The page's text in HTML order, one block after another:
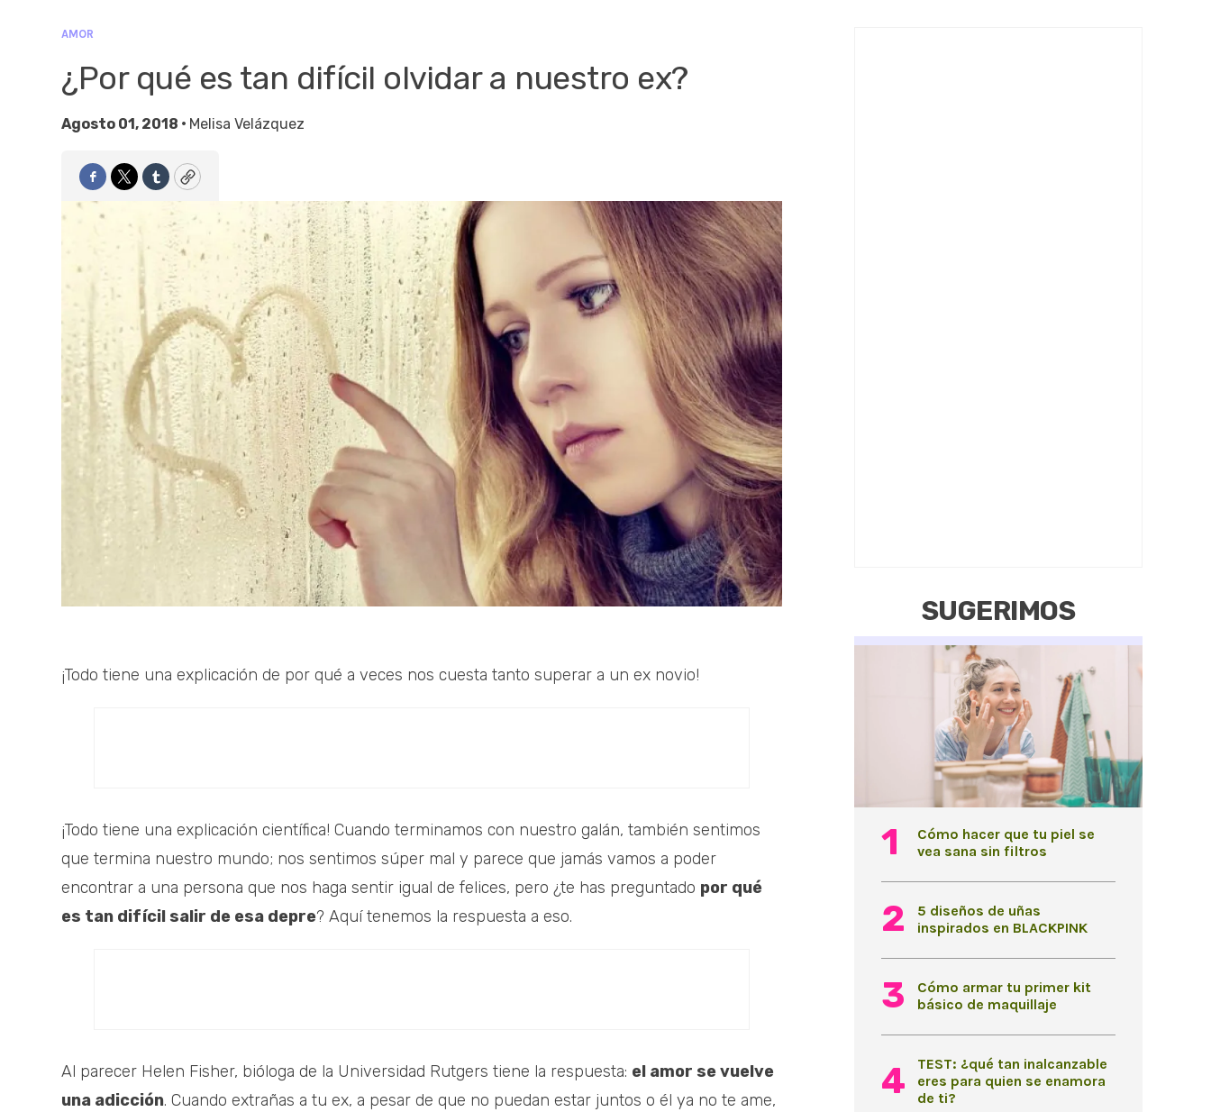
AMOR
¿Por qué es tan difícil olvidar a nuestro ex?
Agosto 01, 2018 • Melisa Velázquez
Facebook
TwitterTumblrCopy
¡Todo tiene una explicación de por qué a veces nos cuesta tanto superar a un ex novio!
¡Todo tiene una explicación científica! Cuando terminamos con nuestro galán, también sentimos
que termina nuestro mundo; nos sentimos súper mal y parece que jamás vamos a poder
encontrar a una persona que nos haga sentir igual de felices, pero ¿te has preguntado por qué
es tan difícil salir de esa depre? Aquí tenemos la respuesta a eso.
Al parecer Helen Fisher, bióloga de la Universidad Rutgers tiene la respuesta: el amor se vuelve
una adicción. Cuando extrañas a tu ex, a pesar de que no puedan estar juntos o él ya no te ame,
SUGERIMOS
Cómo hacer que tu piel se
vea sana sin filtros
5 diseños de uñas
inspirados en BLACKPINK
Cómo armar tu primer kit
básico de maquillaje
TEST: ¿qué tan inalcanzable
eres para quien se enamora
de ti?